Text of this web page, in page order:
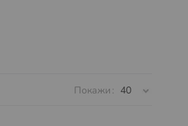
Покажи